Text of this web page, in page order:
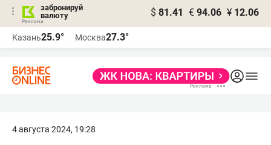
забронируй
валюту
$ 81.41 € 94.06 ¥ 12.06
Казань25.9° Москва27.3°
4 августа 2024, 19:28